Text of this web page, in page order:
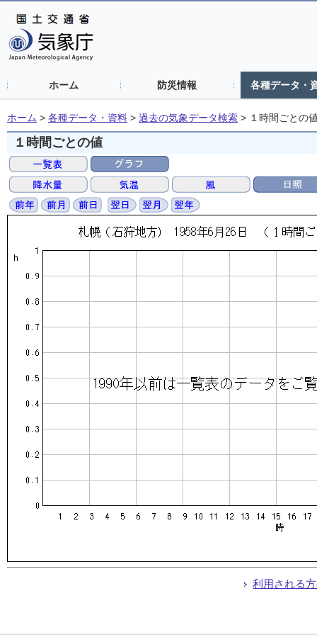
ホーム 防災情報 各種データ・
ホーム > 各種データ・資料 > 過去の気象データ検索 > １時間ごとの
１時間ごとの値
利用される